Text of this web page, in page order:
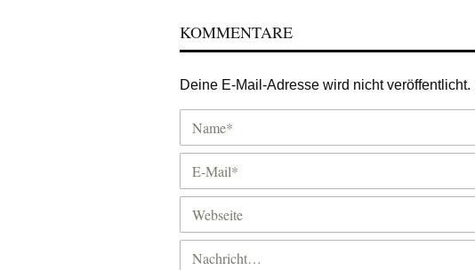
KOMMENTARE
Deine E-Mail-Adresse wird nicht veröffentlicht.